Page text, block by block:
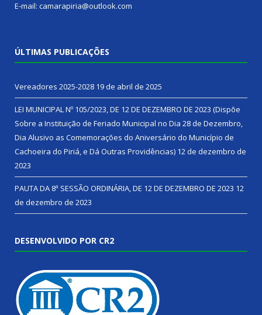
E-mail: camarapiria@outlook.com
ÚLTIMAS PUBLICAÇÕES
Vereadores 2025-2028 19 de abril de 2025
LEI MUNICIPAL Nº 105/2023, DE 12 DE DEZEMBRO DE 2023 (Dispõe
Sobre a Instituição de Feriado Municipal no Dia 28 de Dezembro,
Dia Alusivo as Comemorações do Aniversário do Município de
Cachoeira do Piriá, e Dá Outras Providências) 12 de dezembro de
2023
PAUTA DA 8ª SESSÃO ORDINÁRIA, DE 12 DE DEZEMBRO DE 2023 12
de dezembro de 2023
DESENVOLVIDO POR CR2